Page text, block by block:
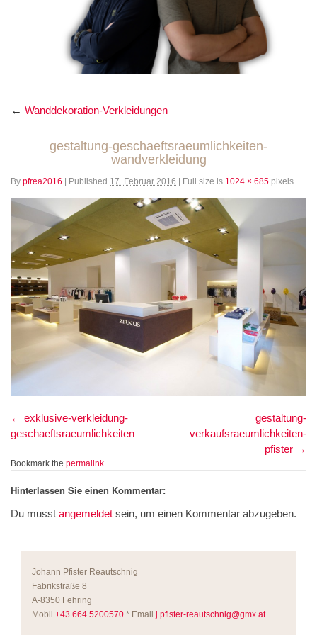
← Wanddekoration-Verkleidungen
gestaltung-geschaeftsraeumlichkeiten-
wandverkleidung
By pfrea2016 Published 17. Februar 2016 Full size is 1024 × 685 pixels
exklusive-verkleidung-
geschaeftsraeumlichkeiten
gestaltung-
verkaufsraeumlichkeiten-
pfister
Bookmark the permalink.
Hinterlassen Sie einen Kommentar:
Du musst angemeldet sein, um einen Kommentar abzugeben.
Johann Pfister Reautschnig
Fabrikstraße 8
A-8350 Fehring
Mobil +43 664 5200570 * Email j.pfister-reautschnig@gmx.at